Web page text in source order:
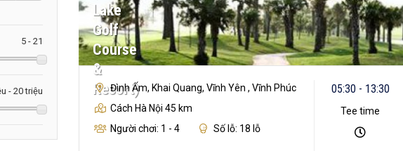
Lake
Golf
Course
&
Resort)
Đình Ấm, Khai Quang, Vĩnh Yên , Vĩnh Phúc
Cách Hà Nội 45 km
Người chơi: 1 - 4
Số lỗ: 18 lỗ
05:30 - 13:30
Tee time